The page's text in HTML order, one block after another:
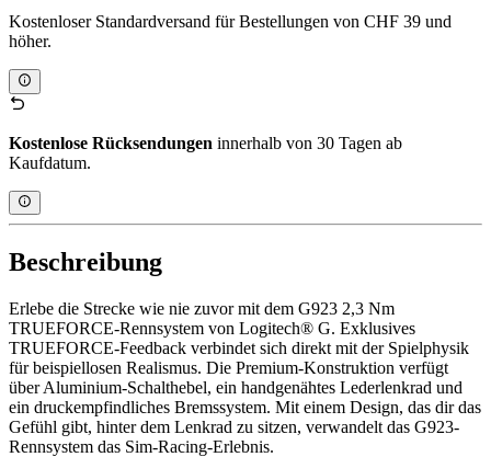
Kostenloser Standardversand für Bestellungen von CHF 39 und
höher.
Kostenlose Rücksendungen innerhalb von 30 Tagen ab
Kaufdatum.
Beschreibung
Erlebe die Strecke wie nie zuvor mit dem G923 2,3 Nm
TRUEFORCE-Rennsystem von Logitech® G. Exklusives
TRUEFORCE-Feedback verbindet sich direkt mit der Spielphysik
für beispiellosen Realismus. Die Premium-Konstruktion verfügt
über Aluminium-Schalthebel, ein handgenähtes Lederlenkrad und
ein druckempfindliches Bremssystem. Mit einem Design, das dir das
Gefühl gibt, hinter dem Lenkrad zu sitzen, verwandelt das G923-
Rennsystem das Sim-Racing-Erlebnis.